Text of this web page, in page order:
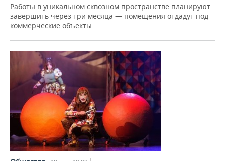
Работы в уникальном сквозном пространстве планируют
завершить через три месяца — помещения отдадут под
коммерческие объекты